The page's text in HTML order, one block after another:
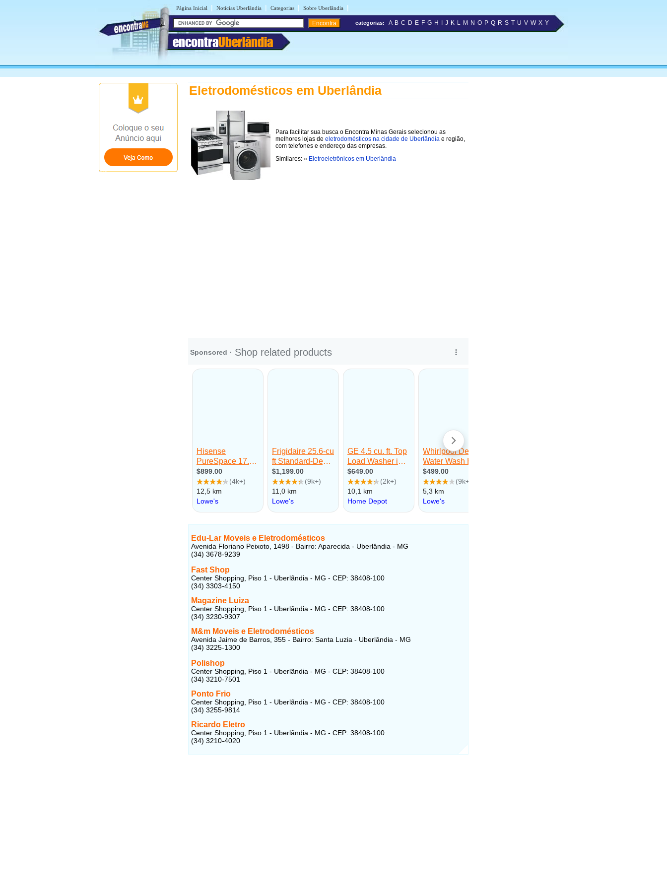
Página Inicial | Notícias Uberlândia | Categorias | Sobre Uberlândia |
encontraUberlândia
categorias: A B C D E F G H J K L M N O P Q R S T U V W X Y
Eletrodomésticos em Uberlândia
Para facilitar sua busca o Encontra Minas Gerais selecionou as
melhores lojas de eletrodomésticos na cidade de Uberlândia e região,
com telefones e endereço das empresas.
Similares: » Eletroeletrônicos em Uberlândia
Edu-Lar Moveis e Eletrodomésticos
Avenida Floriano Peixoto, 1498 - Bairro: Aparecida - Uberlândia - MG
(34) 3678-9239
Fast Shop
Center Shopping, Piso 1 - Uberlãndia - MG - CEP: 38408-100
(34) 3303-4150
Magazine Luiza
Center Shopping, Piso 1 - Uberlãndia - MG - CEP: 38408-100
(34) 3230-9307
M&m Moveis e Eletrodomésticos
Avenida Jaime de Barros, 355 - Bairro: Santa Luzia - Uberlândia - MG
(34) 3225-1300
Polishop
Center Shopping, Piso 1 - Uberlãndia - MG - CEP: 38408-100
(34) 3210-7501
Ponto Frio
Center Shopping, Piso 1 - Uberlãndia - MG - CEP: 38408-100
(34) 3255-9814
Ricardo Eletro
Center Shopping, Piso 1 - Uberlãndia - MG - CEP: 38408-100
(34) 3210-4020